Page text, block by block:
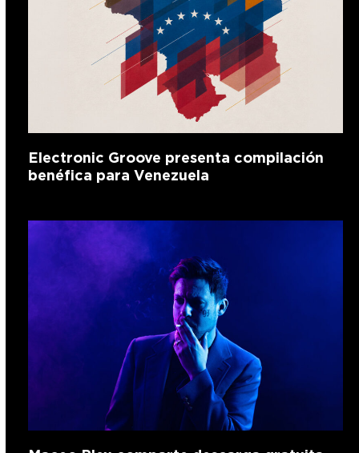
Electronic Groove presenta compilación
benéfica para Venezuela